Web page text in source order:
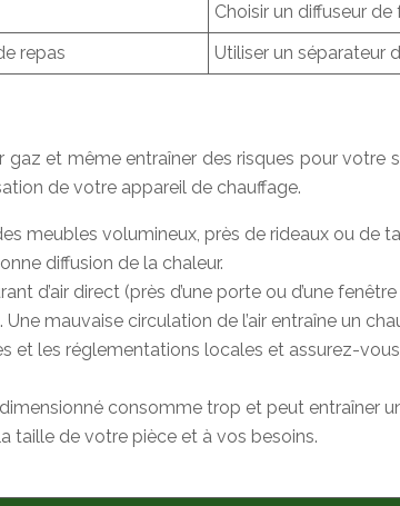
Choisir un diffuseur
repas Utiliser un séparateur
et même entraîner des risques pour
de votre appareil de chauffage.
meubles volumineux, près de rideaux ou de
diffusion de la chaleur.
d’air direct (près d’une porte ou d’une
mauvaise circulation de l’air entraîne un
et les réglementations locales et assurez-
consomme trop et peut entraîner
taille de votre pièce et à vos besoins.